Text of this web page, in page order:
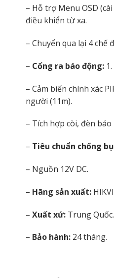
– Hỗ trợ Menu OSD
điều khiển từ xa.
– Chuyển qua lại 4 chế
– Cổng ra báo động:1.
– Cảm biến chính xác
người (11m).
– Tích hợp còi, đèn
– Tiêu chuẩn chống
– Nguồn 12V DC.
– Hãng sản xuất:
– Xuất xứ:Trung Quốc.
– Bảo hành:24 tháng.